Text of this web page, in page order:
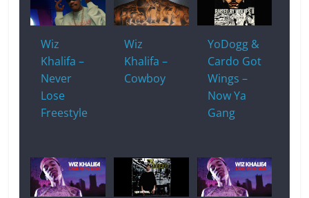
Wiz
Khalifa –
Never
Lose
Freestyle
Wiz
Khalifa –
Cowboy
YoDogg &
Cardo Got
Wings –
Now Ya
Gang